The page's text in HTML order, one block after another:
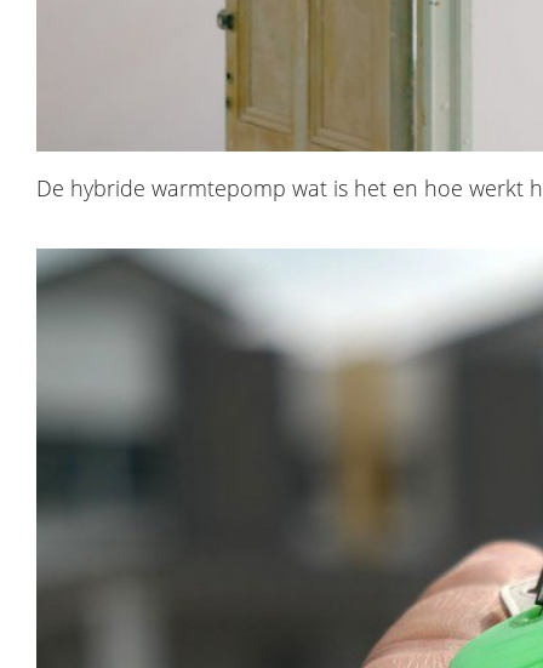
De hybride warmtepomp wat is het en hoe werkt